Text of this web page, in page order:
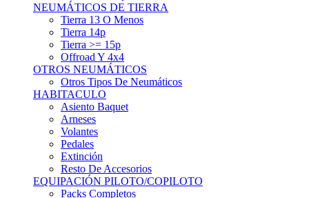
NEUMÁTICOS DE TIERRA
Tierra 13 O Menos
Tierra 14p
Tierra >= 15p
Offroad Y 4x4
OTROS NEUMÁTICOS
Otros Tipos De Neumáticos
HABITACULO
Asiento Baquet
Arneses
Volantes
Pedales
Extinción
Resto De Accesorios
EQUIPACIÓN PILOTO/COPILOTO
Packs Completos